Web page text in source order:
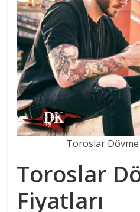
Toroslar
Toroslar
Fiyatları